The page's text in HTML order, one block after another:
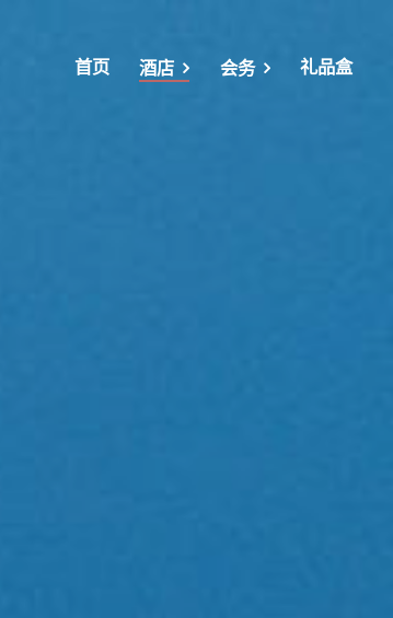
首页 酒店 会务 礼品盒